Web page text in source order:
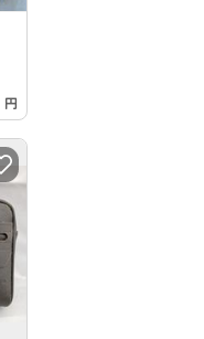
円